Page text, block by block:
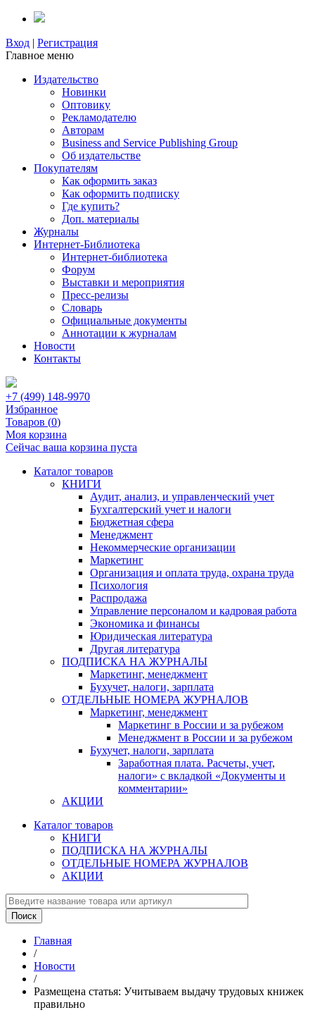
Вход | Регистрация
Главное меню
Издательство
Новинки
Оптовику
Рекламодателю
Авторам
Business and Service Publishing Group
Об издательстве
Покупателям
Как оформить заказ
Как оформить подписку
Где купить?
Доп. материалы
Журналы
Интернет-Библиотека
Интернет-библиотека
Форум
Выставки и мероприятия
Пресс-релизы
Словарь
Официальные документы
Аннотации к журналам
Новости
Контакты
+7 (499) 148-9970
Избранное
Товаров (0)
Моя корзина
Сейчас ваша корзина пуста
Каталог товаров
КНИГИ
Аудит, анализ, и управленческий учет
Бухгалтерский учет и налоги
Бюджетная сфера
Менеджмент
Некоммерческие организации
Маркетинг
Организация и оплата труда, охрана труда
Психология
Распродажа
Управление персоналом и кадровая работа
Экономика и финансы
Юридическая литература
Другая литература
ПОДПИСКА НА ЖУРНАЛЫ
Маркетинг, менеджмент
Бухучет, налоги, зарплата
ОТДЕЛЬНЫЕ НОМЕРА ЖУРНАЛОВ
Маркетинг, менеджмент
Маркетинг в России и за рубежом
Менеджмент в России и за рубежом
Бухучет, налоги, зарплата
Заработная плата. Расчеты, учет,
налоги» с вкладкой «Документы и
комментарии»
АКЦИИ
Каталог товаров
КНИГИ
ПОДПИСКА НА ЖУРНАЛЫ
ОТДЕЛЬНЫЕ НОМЕРА ЖУРНАЛОВ
АКЦИИ
Главная
/
Новости
/
Размещена статья: Учитываем выдачу трудовых книжек
правильно